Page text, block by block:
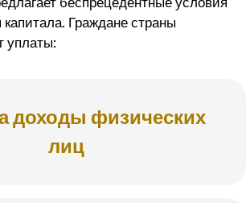
Граждане страны
уплаты:
доходы физических
лиц